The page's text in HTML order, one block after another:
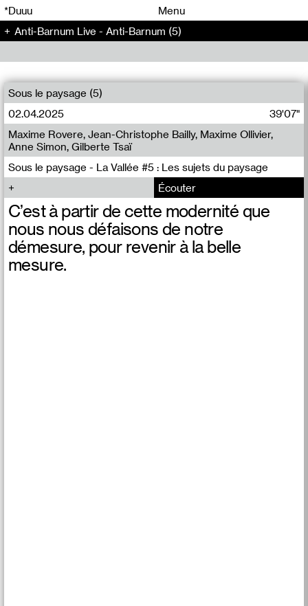
*Duuu
Menu
Anti-Barnum Live - Anti-Barnum (5)
Sous le paysage (5)
02.04.2025
39'07"
Sous le paysage - La Vallée #5 : Les sujets du paysage
Maxime Rovere, Jean-Christophe Bailly, Maxime Ollivier,
Anne Simon, Gilberte Tsaï
Écouter
C’est à partir de cette modernité que
nous nous défaisons de notre
démesure, pour revenir à la belle
mesure.
00 00
00 00